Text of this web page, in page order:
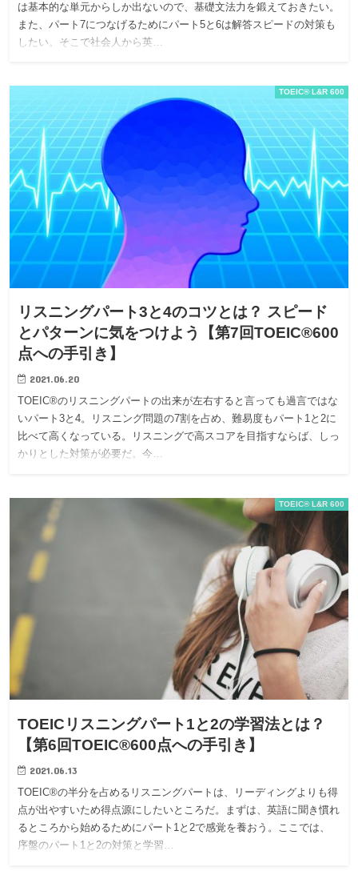
は基本的な単元からしか出ないので、基礎文法力を鍛えておきたい。
また、パート7につなげるためにパート5と6は解答スピードの対策も
したい。そこで社会人から英…
TOEIC® L&R 600
リスニングパート3と4のコツとは？ スピード
とパターンに気をつけよう【第7回TOEIC®600
点への手引き】
2021.06.20
TOEIC®のリスニングパートの出来が左右すると言っても過言ではな
いパート3と4。リスニング問題の7割を占め、難易度もパート1と2に
比べて高くなっている。リスニングで高スコアを目指すならば、しっ
かりとした対策が必要だ。今…
TOEIC® L&R 600
TOEICリスニングパート1と2の学習法とは？
【第6回TOEIC®600点への手引き】
2021.06.13
TOEIC®の半分を占めるリスニングパートは、リーディングよりも得
点が出やすいため得点源にしたいところだ。まずは、英語に聞き慣れ
るところから始めるためにパート1と2で感覚を養おう。ここでは、
序盤のパート1と2の対策と学習…